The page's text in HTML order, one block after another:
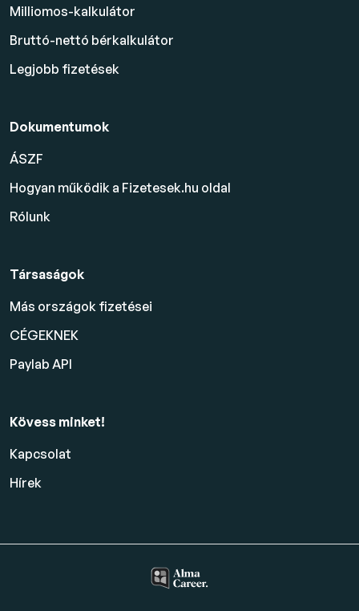
Milliomos-kalkulátor
Bruttó-nettó bérkalkulátor
Legjobb fizetések
Dokumentumok
ÁSZF
Hogyan működik a Fizetesek.hu oldal
Rólunk
Társaságok
Más országok fizetései
CÉGEKNEK
Paylab API
Kövess minket!
Kapcsolat
Hírek